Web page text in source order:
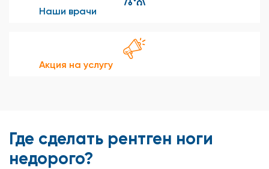
Наши врачи
Акция на услугу
Где сделать рентген ноги
недорого?